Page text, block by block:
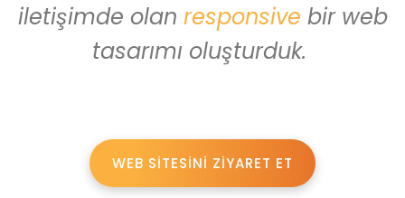
iletişimde olan responsive bir web
tasarımı oluşturduk.
WEB SİTESİNİ ZİYARET ET